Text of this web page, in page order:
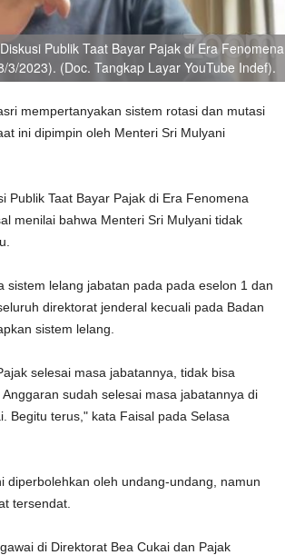
Publik Taat Bayar Pajak di Era Fenomena
2023). (Doc. Tangkap Layar YouTube Indef).
mempertanyakan sistem rotasi dan mutasi
ini dipimpin oleh Menteri Sri Mulyani
Publik Taat Bayar Pajak di Era Fenomena
menilai bahwa Menteri Sri Mulyani tidak
lelang jabatan pada pada eselon 1 dan
direktorat jenderal kecuali pada Badan
sistem lelang.
selesai masa jabatannya, tidak bisa
sudah selesai masa jabatannya di
Begitu terus," kata Faisal pada Selasa
diperbolehkan oleh undang-undang, namun
tersendat.
di Direktorat Bea Cukai dan Pajak